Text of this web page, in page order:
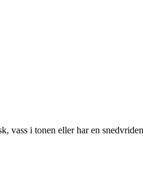
vass i tonen eller har en